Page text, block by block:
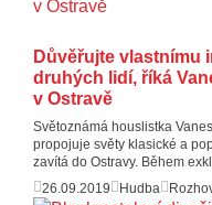
Důvěřujte vlastnímu
druhých lidí, říká
v Ostravě
Světoznámá houslistka
propojuje světy klasické a
zavítá do Ostravy. Během
26.09.2019
Hudba